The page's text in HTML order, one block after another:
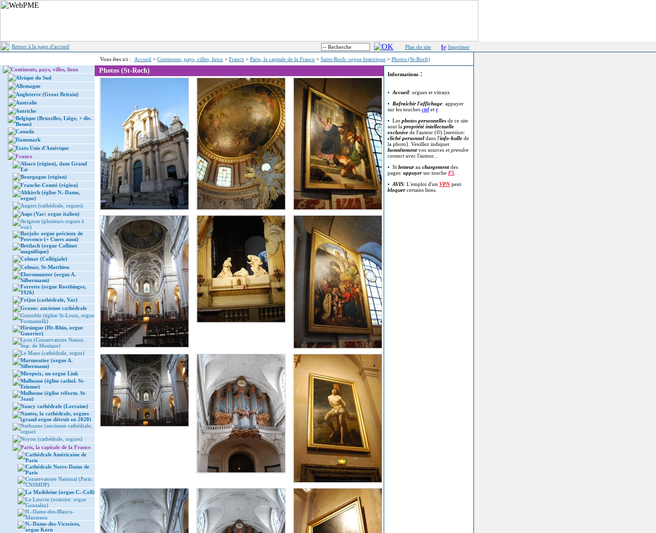
Retour à la page d'accueil Plan du site Imprimer
Vous êtes ici : Accueil > Continents, pays, villes, lieux > France > Paris, la capitale de la France > Saint-Roch: orgue historique > Photos (St-Roch)
Continents, pays, villes, lieux
Afrique du Sud
Allemagne
Angleterre (Great Britain)
Australie
Autriche
Belgique (Bruxelles, Liège, + div.
Bonus)
Canada
Danemark
Etats-Unis d'Amérique
France
Alsace (région), dans Grand
Est
Bourgogne (région)
Franche-Comté (région)
Altkirch (église N.-Dame,
orgue)
Angers (cathédrale, orgues)
Aups (Var: orgue italien)
Avignon (plusieurs orgues à
voir)
Barjols: orgue précieux de
Provence (+ Cuers aussi)
Bettlach (orgue Callinet
magnifique)
Colmar (Collégiale)
Colmar, St-Matthieu
Ebersmunster (orgue A.
Silbermann)
Ferrette (orgue Roethinger,
1926)
Fréjus (cathédrale, Var)
Grasse: ancienne cathédrale
Grenoble (église St-Louis, orgue
Formentelli)
Hirsingue (Ht-Rhin, orgue
Guerrier)
Lyon (Conservatoire Nation.
Sup. de Musique)
Le Mans (cathédrale, orgue)
Marmoutier (orgue A.
Silbermann)
Mirepoix, un orgue Link
Mulhouse (église cathol. St-
Etienne)
Mulhouse (église réform. St-
Jean)
Nancy cathédrale (Lorraine)
Nantes, la cathédrale, orgues
(grand orgue détruit en 2020)
Narbonne (ancienne cathédrale,
orgue)
Noyon (cathédrale, orgues)
Paris, la capitale de la France
Cathédrale Américaine de
Paris
Cathédrale Notre-Dame de
Paris
Conservatoire National (Paris:
CNSMDP)
La Madeleine (orgue C.-Coll)
Le Louvre (oratoire: orgue
Gonzalez)
N.-Dame-des-Blancs-
Manteaux
N.-Dame-des-Victoires,
orgue Kern
Photos (St-Roch) Informations :
• Accueil: orgues et vitraux
• Rafraîchir l'affichage: appuyer
sur les touches ctrl et r
• Les photos personnelles de ce site
sont la propriété intellectuelle
exclusive de l'auteur (©) [mention:
cliché personnel dans l'info-bulle de
la photo]. Veuillez indiquer
honnêtementvos sources et prendre
contactavec l'auteur...
• Si lenteurau chargementdes
pages: appuyersur touche F5
• AVIS: L'emploi d'un VPNpeut
bloquercertains liens.